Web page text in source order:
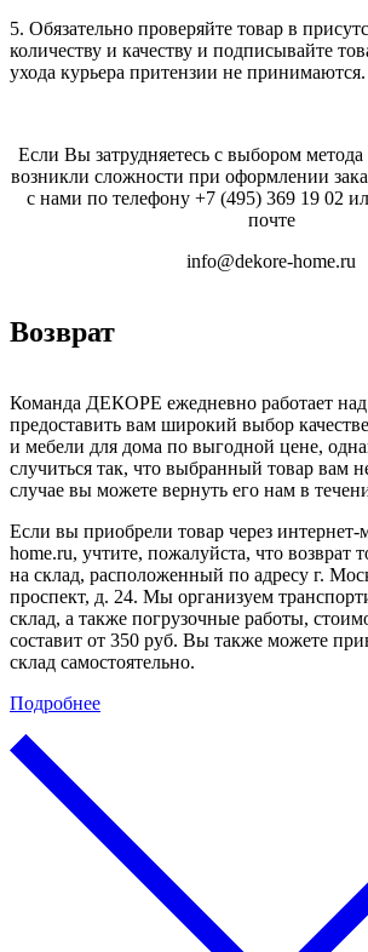
5. Обязательно проверяйте товар в
количеству и качеству и подписывайте
ухода курьера притензии не принимаются.
Если Вы затрудняетесь с выбором метода
возникли сложности при оформлении
с нами по телефону +7 (495) 369 19 02
почте
info@dekore-home.ru
Возврат
Команда ДЕКОРЕ ежедневно работает
предоставить вам широкий выбор
и мебели для дома по выгодной цене,
случиться так, что выбранный товар вам
случае вы можете вернуть его нам в
Если вы приобрели товар через интернет-
home.ru, учтите, пожалуйста, что возврат
на склад, расположенный по адресу г.
проспект, д. 24. Мы организуем
склад, а также погрузочные работы,
составит от 350 руб. Вы также можете
склад самостоятельно.
Подробнее